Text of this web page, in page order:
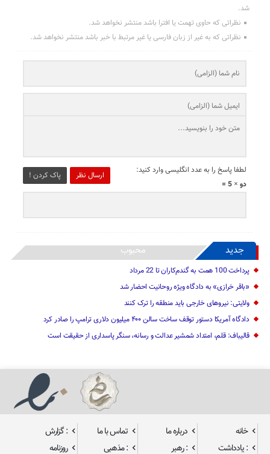
شد.
نظراتی که حاوی تهمت یا افترا باشد منتشر نخواهد شد.
نظراتی که به غیر از زبان فارسی یا غیر مرتبط با خبر باشد منتشر نخواهد شد.
ارسال نظر پاک کردن !
لطفا پاسخ را به عدد انگلیسی وارد کنید:
دو × 5 =
جدید محبوب
پرداخت 100 همت به گندم‌کاران تا 22 مرداد
«باقر خرازی» به دادگاه ویژه روحانیت احضار شد
ولایتی: نیرو‌های خارجی باید منطقه را ترک کنند
دادگاه آمریکا دستور توقف ساخت سالن ۴۰۰ میلیون دلاری ترامپ را صادر کرد
قالیباف: قلم، امتداد شمشیر عدالت و رسانه، سنگر پاسداری از حقیقت است
خانه درباره ما تماس با ما
: گزارش
: یادداشت
: رهبر : مذهبی روزنامه